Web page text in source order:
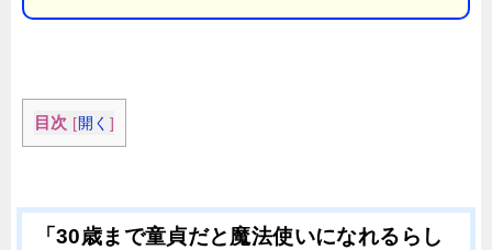
目次 [開く ]
「30歳まで童貞だと魔法使いになれるらし